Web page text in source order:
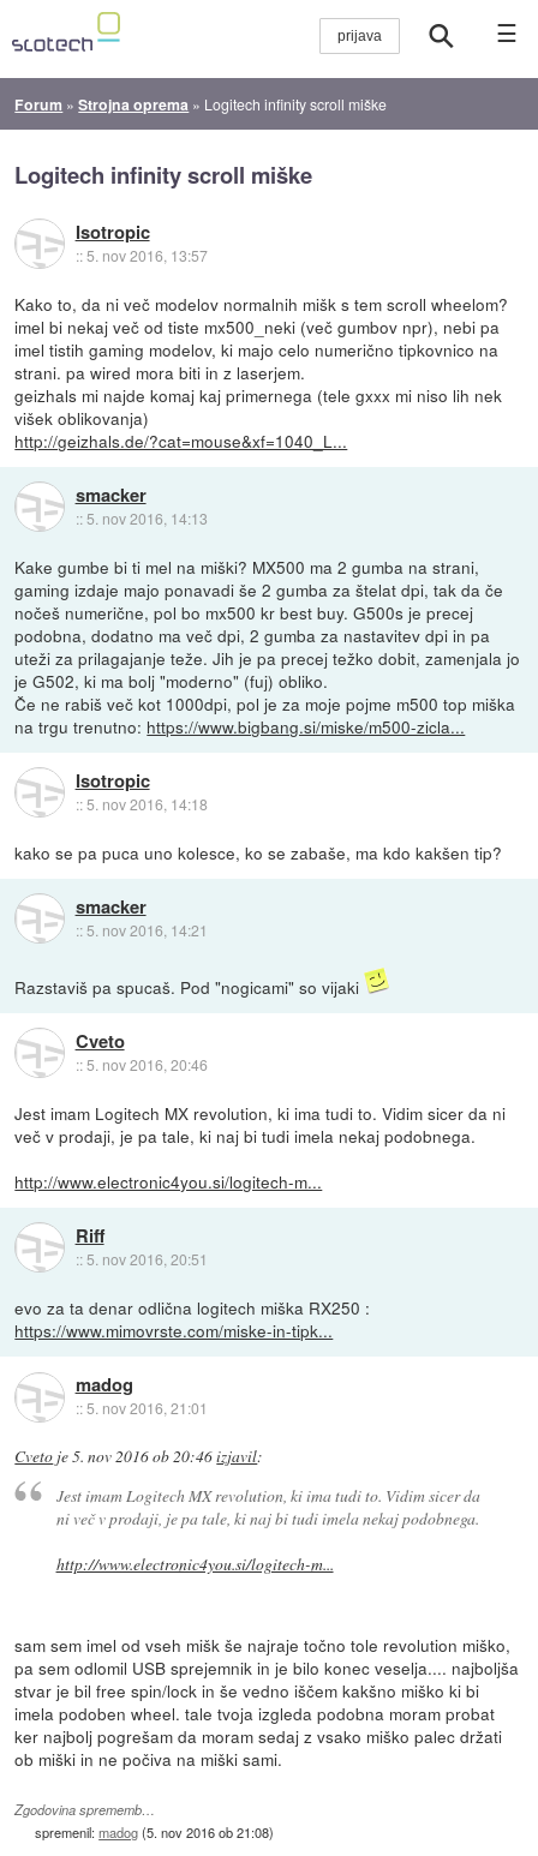
☰
Forum »Strojna oprema » Logitech infinity scroll miške
Logitech infinity scroll miške
Isotropic
::5. nov 2016, 13:57
Kako to, da ni več modelov normalnih mišk s tem scroll wheelom?
imel bi nekaj več od tiste mx500_neki (več gumbov npr), nebi pa
imel tistih gaming modelov, ki majo celo numerično tipkovnico na
strani. pa wired mora biti in z laserjem.
geizhals mi najde komaj kaj primernega (tele gxxx mi niso lih nek
višek oblikovanja)
http://geizhals.de/?cat=mouse&xf=1040_L...
smacker
:: 5. nov 2016, 14:13
Kake gumbe bi ti mel na miški? MX500 ma 2 gumba na strani,
gaming izdaje majo ponavadi še 2 gumba za štelat dpi, tak da če
nočeš numerične, pol bo mx500 kr best buy. G500s je precej
podobna, dodatno ma več dpi, 2 gumba za nastavitev dpi in pa
uteži za prilagajanje teže. Jih je pa precej težko dobit, zamenjala jo
je G502, ki ma bolj "moderno" (fuj) obliko.
Če ne rabiš več kot 1000dpi, pol je za moje pojme m500 top miška
na trgu trenutno: https://www.bigbang.si/miske/m500-zicla...
Isotropic
::5. nov 2016, 14:18
kako se pa puca uno kolesce, ko se zabaše, ma kdo kakšen tip?
smacker
:: 5. nov 2016, 14:21
Razstaviš pa spucaš. Pod "nogicami" so vijaki
Cveto
::5. nov 2016, 20:46
Jest imam Logitech MX revolution, ki ima tudi to. Vidim sicer da ni
več v prodaji, je pa tale, ki naj bi tudi imela nekaj podobnega.
http://www.electronic4you.si/logitech-m...
Riff
:: 5. nov 2016, 20:51
evo za ta denar odlična logitech miška RX250 :
https://www.mimovrste.com/miske-in-tipk...
madog
::5. nov 2016, 21:01
Cveto je5. nov 2016 ob 20:46izjavil:
Jest imam Logitech MX revolution, ki ima tudi to. Vidim sicer da
ni več v prodaji, je pa tale, ki naj bi tudi imela nekaj podobnega.
http://www.electronic4you.si/logitech-m...
sam sem imel od vseh mišk še najraje točno tole revolution miško,
pa sem odlomil USB sprejemnik in je bilo konec veselja.... najboljša
stvar je bil free spin/lock in še vedno iščem kakšno miško ki bi
imela podoben wheel. tale tvoja izgleda podobna moram probat
ker najbolj pogrešam da moram sedaj z vsako miško palec držati
ob miški in ne počiva na miški sami.
Zgodovina sprememb…
spremenil:madog(5. nov 2016 ob 21:08)